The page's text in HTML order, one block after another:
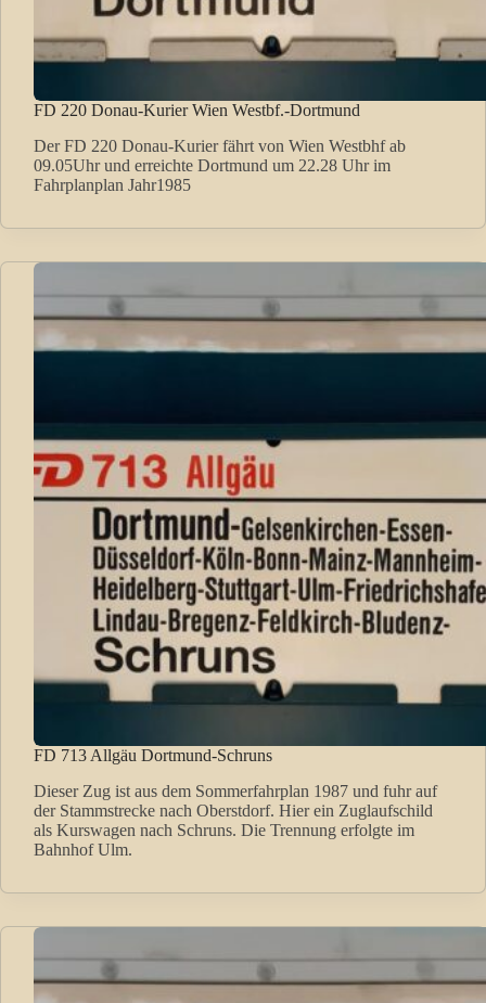
FD 220 Donau-Kurier Wien Westbf.-Dortmund
Der FD 220 Donau-Kurier fährt von Wien Westbhf ab
09.05Uhr und erreichte Dortmund um 22.28 Uhr im
Fahrplanplan Jahr1985
FD 713 Allgäu Dortmund-Schruns
Dieser Zug ist aus dem Sommerfahrplan 1987 und fuhr auf
der Stammstrecke nach Oberstdorf. Hier ein Zuglaufschild
als Kurswagen nach Schruns. Die Trennung erfolgte im
Bahnhof Ulm.